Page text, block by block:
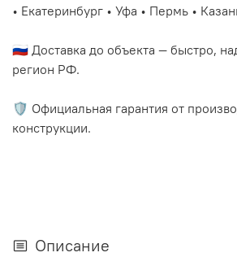
• Екатеринбург • Уфа • Пермь •
🇷🇺 Доставка до объекта — быстро,
регион РФ.
🛡️ Официальная гарантия от
конструкции.
Описание